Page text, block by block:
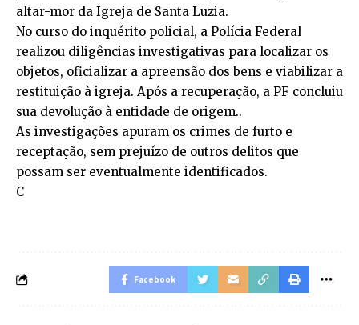
altar-mor da Igreja de Santa Luzia.
No curso do inquérito policial, a Polícia Federal
realizou diligências investigativas para localizar os
objetos, oficializar a apreensão dos bens e viabilizar a
restituição à igreja. Após a recuperação, a PF concluiu
sua devolução à entidade de origem..
As investigações apuram os crimes de furto e
receptação, sem prejuízo de outros delitos que
possam ser eventualmente identificados.
C
Facebook